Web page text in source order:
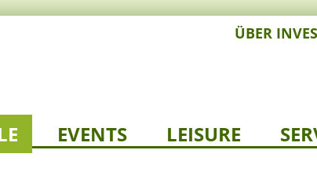
ÜBER
EVENTS LEISURE